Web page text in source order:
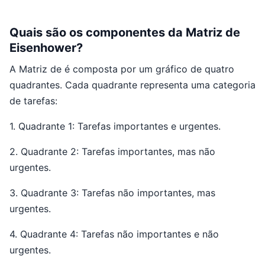
Quais são os componentes da Matriz de
Eisenhower?
A Matriz de é composta por um gráfico de quatro
quadrantes. Cada quadrante representa uma categoria
de tarefas:
1. Quadrante 1: Tarefas importantes e urgentes.
2. Quadrante 2: Tarefas importantes, mas não
urgentes.
3. Quadrante 3: Tarefas não importantes, mas
urgentes.
4. Quadrante 4: Tarefas não importantes e não
urgentes.